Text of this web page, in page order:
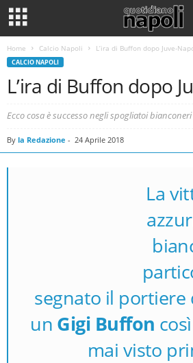
Home Calcio Napoli L’ira di Buffon dopo Juve-
CALCIO NAPOLI
L’ira di Buffon dopo
Ecco cosa è successo negli spogliatoi bianconeri
By la Redazione - 24 Aprile 2018
La
segnato il portiere
un Gigi Buffon
mai visto